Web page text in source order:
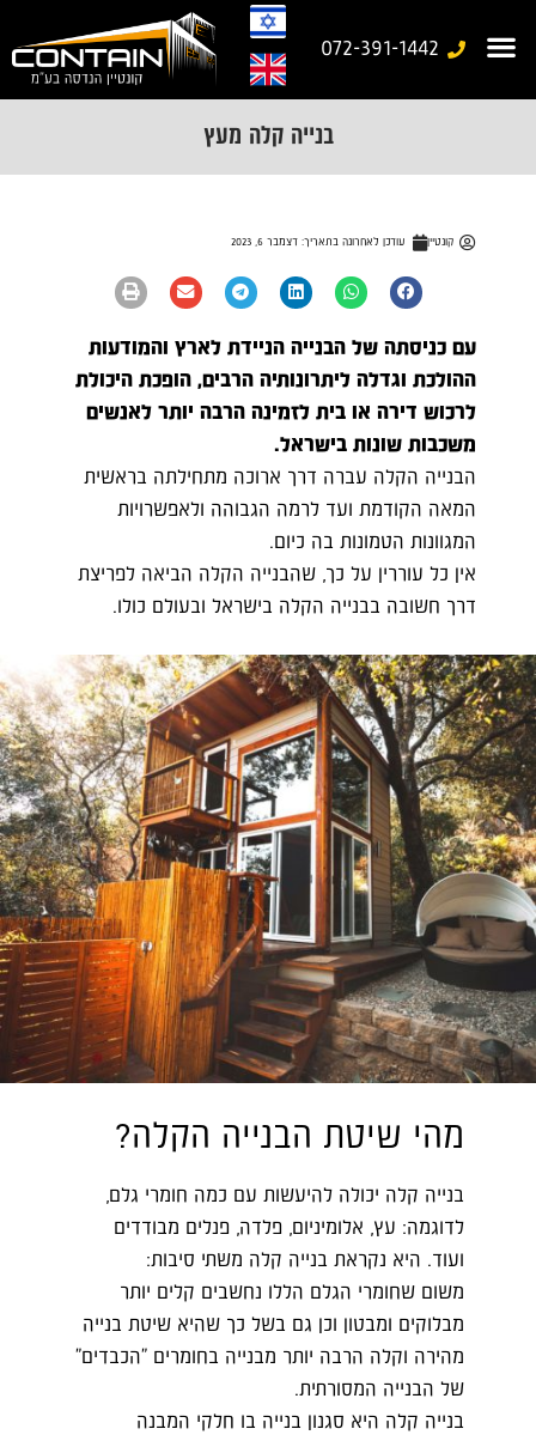
072-391-1442
בנייה קלה מעץ
קונטיין עודכן לאחרונה בתאריך: דצמבר 6, 2023
עם כניסתה של הבנייה הניידת לארץ והמודעות
ההולכת וגדלה ליתרונותיה הרבים, הופכת היכולת
לרכוש דירה או בית לזמינה הרבה יותר לאנשים
משכבות שונות בישראל.
הבנייה הקלה עברה דרך ארוכה מתחילתה בראשית
המאה הקודמת ועד לרמה הגבוהה ולאפשרויות
המגוונות הטמונות בה כיום.
אין כל עוררין על כך, שהבנייה הקלה הביאה לפריצת
דרך חשובה בבנייה הקלה בישראל ובעולם כולו.
מהי שיטת הבנייה הקלה?
בנייה קלה יכולה להיעשות עם כמה חומרי גלם,
לדוגמה: עץ, אלומיניום, פלדה, פנלים מבודדים
ועוד. היא נקראת בנייה קלה משתי סיבות:
משום שחומרי הגלם הללו נחשבים קלים יותר
מבלוקים ומבטון וכן גם בשל כך שהיא שיטת בנייה
מהירה וקלה הרבה יותר מבנייה בחומרים "הכבדים"
של הבנייה המסורתית.
בנייה קלה היא סגנון בנייה בו חלקי המבנה